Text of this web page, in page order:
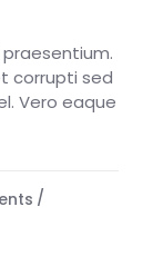
corrupti sed
Vero eaque